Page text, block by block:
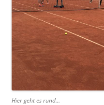
Hier geht es rund…